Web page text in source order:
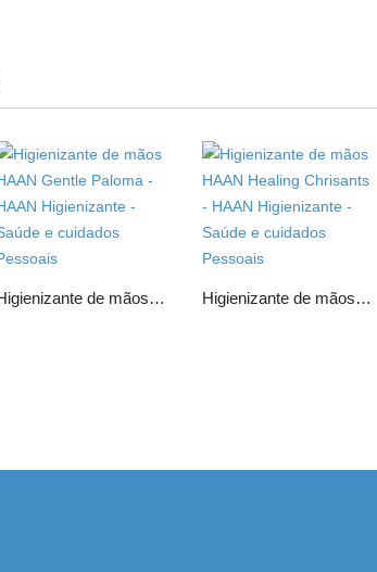
Higienizante de mãos HAAN Gentle Paloma
Higienizante de mãos HAAN Healing Chrisants